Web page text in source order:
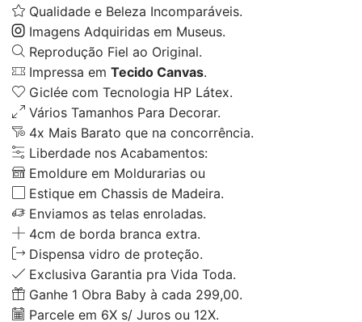
Qualidade e Beleza Incomparáveis.
Imagens Adquiridas em Museus.
Reprodução Fiel ao Original.
Impressa em Tecido Canvas.
Giclée com Tecnologia HP Látex.
Vários Tamanhos Para Decorar.
4x Mais Barato que na concorrência.
Liberdade nos Acabamentos:
Emoldure em Moldurarias ou
Estique em Chassis de Madeira.
Enviamos as telas enroladas.
4cm de borda branca extra.
Dispensa vidro de proteção.
Exclusiva Garantia pra Vida Toda.
Ganhe 1 Obra Baby à cada 299,00.
Parcele em 6X s/ Juros ou 12X.